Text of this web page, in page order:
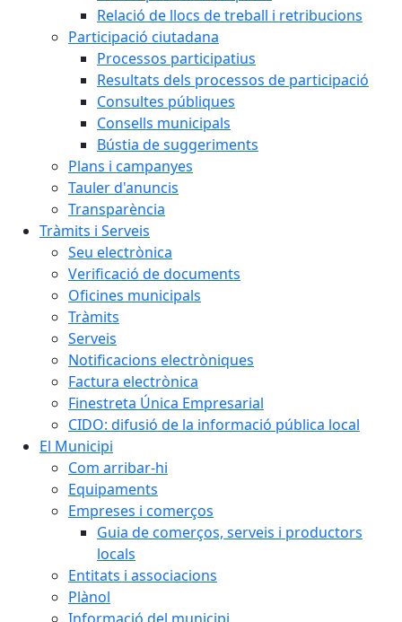
Relació de llocs de treball i retribucions
Participació ciutadana
Processos participatius
Resultats dels processos de participació
Consultes públiques
Consells municipals
Bústia de suggeriments
Plans i campanyes
Tauler d'anuncis
Transparència
Tràmits i Serveis
Seu electrònica
Verificació de documents
Oficines municipals
Tràmits
Serveis
Notificacions electròniques
Factura electrònica
Finestreta Única Empresarial
CIDO: difusió de la informació pública local
El Municipi
Com arribar-hi
Equipaments
Empreses i comerços
Guia de comerços, serveis i productors
locals
Entitats i associacions
Plànol